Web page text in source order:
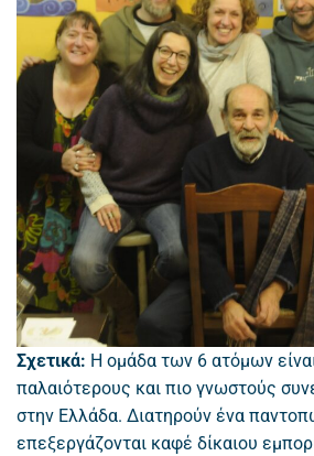
Σχετικά: Η ομάδα των 6 ατόμων
παλαιότερους και πιο γνωστούς
στην Ελλάδα. Διατηρούν ένα
επεξεργάζονται καφέ δίκαιου